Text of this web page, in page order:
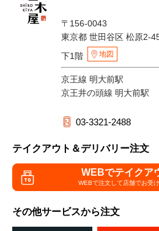
〒156-0043
東京都 世田谷区 松原2-
下1階
地図
京王線 明大前駅
京王井の頭線 明大前駅
03-3321-2488
テイクアウト＆デリバリー注文
WEBでテイクア
WEBで注文して店舗でお受
その他サービスから注文